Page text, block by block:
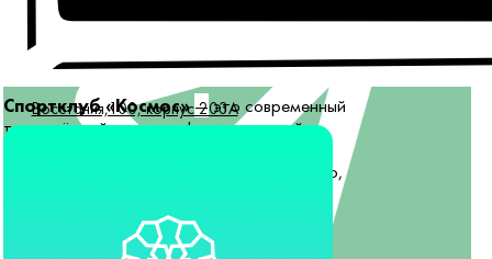
Спортклуб «Космос» —это современный
тренажёрный зал с профессиональной
оборудованием. Оно тщательно отобрано,
Спортклуб поддерживает только самые
высокие стандарты сервиса.
Восстания,100, корпус 203А